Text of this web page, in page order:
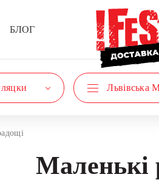
БЛОГ
Львівська
Маленькі